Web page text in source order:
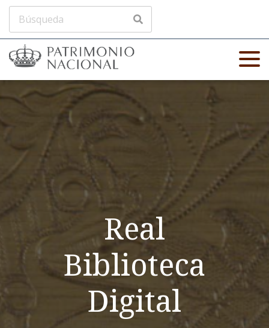
Real
Biblioteca
Digital